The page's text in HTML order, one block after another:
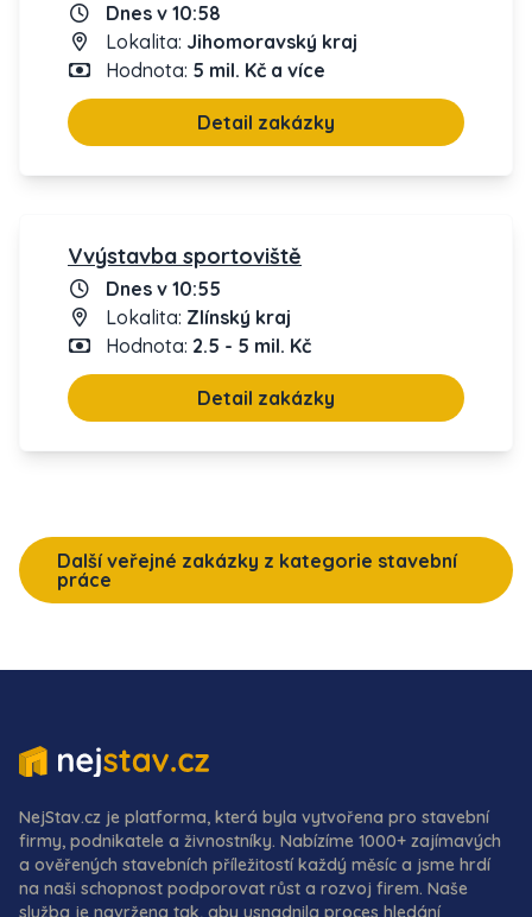
Dnes v 10:58
Lokalita: Jihomoravský kraj
Hodnota: 5 mil. Kč a více
Detail zakázky
Vvýstavba sportoviště
Dnes v 10:55
Lokalita: Zlínský kraj
Hodnota: 2.5 - 5 mil. Kč
Detail zakázky
Další veřejné zakázky z kategorie stavební
práce
NejStav.cz je platforma, která byla vytvořena pro stavební
firmy, podnikatele a živnostníky. Nabízíme 1000+ zajímavých
a ověřených stavebních příležitostí každý měsíc a jsme hrdí
na naši schopnost podporovat růst a rozvoj firem. Naše
služba je navržena tak, aby usnadnila proces hledání